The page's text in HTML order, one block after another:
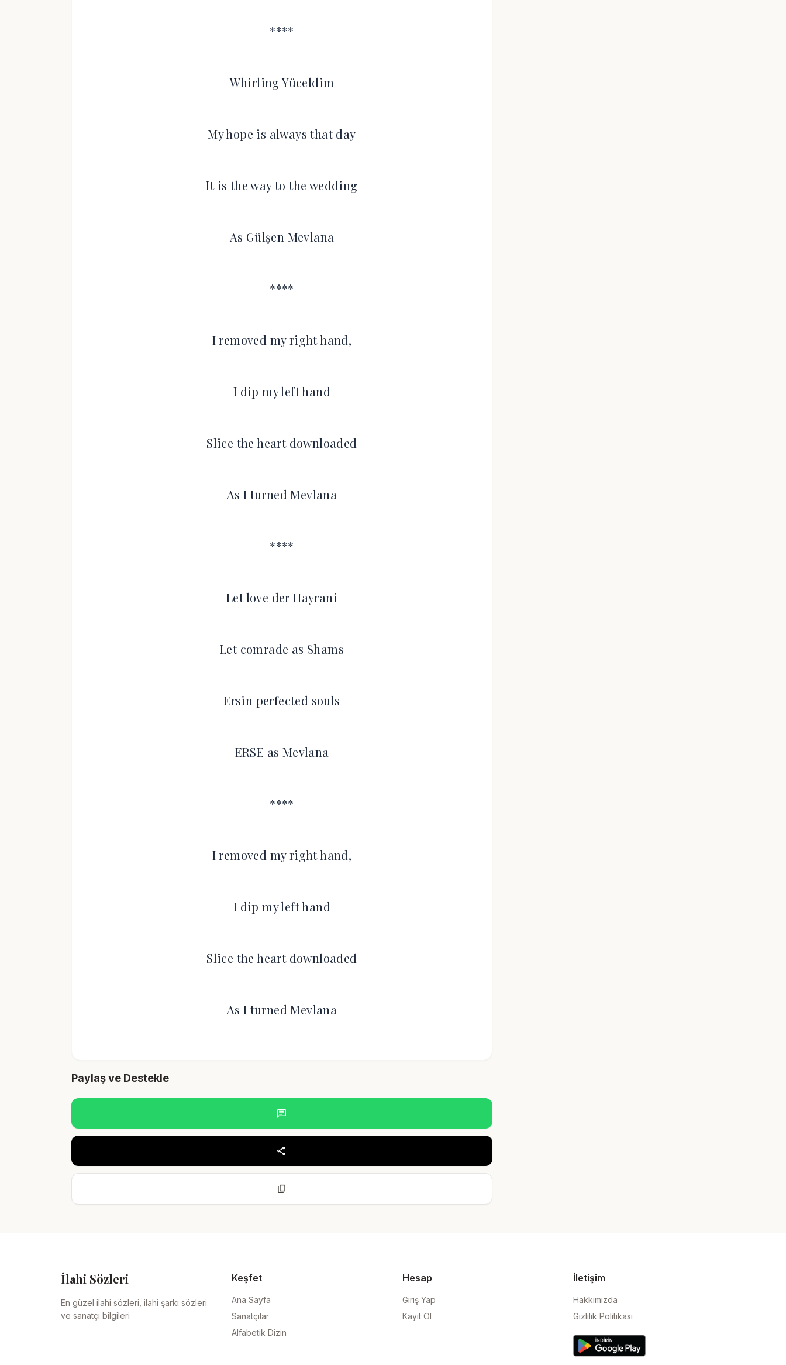
****
Whirling Yüceldim
My hope is always that day
It is the way to the wedding
As Gülşen Mevlana
****
I removed my right hand,
I dip my left hand
Slice the heart downloaded
As I turned Mevlana
****
Let love der Hayrani
Let comrade as Shams
Ersin perfected souls
ERSE as Mevlana
****
I removed my right hand,
I dip my left hand
Slice the heart downloaded
As I turned Mevlana
Paylaş ve Destekle
chat
share
content_copy
İlahi Sözleri
En güzel ilahi sözleri, ilahi şarkı sözleri
ve sanatçı bilgileri
Keşfet
Ana Sayfa
Sanatçılar
Alfabetik Dizin
Hesap
Giriş Yap
Kayıt Ol
İletişim
Hakkımızda
Gizlilik Politikası